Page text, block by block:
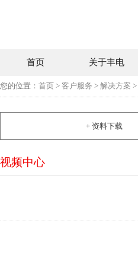
首页 关于丰电
您的位置： 首页 > 客户服务 > 解决方案 >
+ 资料下载
视频中心